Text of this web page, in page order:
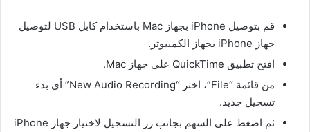
قم بتوصيل iPhone بجهاز Mac باستخدام كابل USB لتوصيل
جهاز iPhone بجهاز الكمبيوتر.
افتح تطبيق QuickTime على جهاز Mac.
من قائمة “File”، اختر “New Audio Recording” أي بدء
تسجيل جديد.
ثم اضغط على السهم بجانب زر التسجيل لاختيار جهاز iPhone